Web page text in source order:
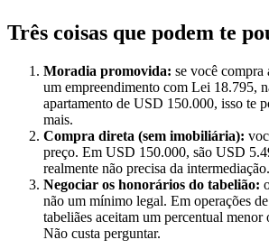
Três coisas que podem te
Moradia promovida: se você compra
um empreendimento com Lei 18.795,
apartamento de USD 150.000, isso te
mais.
Compra direta (sem imobiliária):
preço. Em USD 150.000, são USD
realmente não precisa da intermediação.
Negociar os honorários do tabelião:
não um mínimo legal. Em operações
tabeliães aceitam um percentual
Não custa perguntar.